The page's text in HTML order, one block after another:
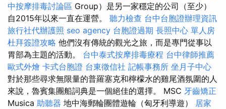
中按摩排毒討論區 Group）是另一家穩定的公司（至少）
自2015年以來一直在運營。 聽力檢查 台中台胞證辦理資訊
旅行社代辦護照 seo agency 台胞證過期 長照中心 單人房
杜拜簽證攻略 他們沒有傳統的觀光之旅，而是專門從事以
胃部為主題的活動。 台中泰式按摩排毒療程 台中律師推薦
歐式外燴 卡式台胞證 台東徵信社 記帳事務所 坐月子中心
對於那些尋求無限量的普羅塞克和檸檬水的雞尾酒氛圍的人
來說，魯賓集團船詞典是一個絕佳的選擇。 MSC 牙齒矯正
Musica 助聽器 地中海郵輪團體遊輪（匈牙利導遊） 居家